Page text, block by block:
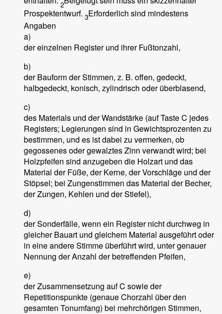
2
Prospektentwurf. 3Erforderlich sind mindestens
Angaben
a)
der einzelnen Register und ihrer Fußtonzahl,
b)
der Bauform der Stimmen, z. B. offen, gedeckt,
halbgedeckt, konisch, zylindrisch oder überblasend,
c)
des Materials und der Wandstärke (auf Taste C jedes
Registers; Legierungen sind in Gewichtsprozenten zu
bestimmen, und es ist dabei zu vermerken, ob
gegossenes oder gewalztes Zinn verwandt wird; bei
Holzpfeifen sind anzugeben die Holzart und das
Material der Füße, der Kerne, der Vorschläge und der
Stöpsel; bei Zungenstimmen das Material der Becher,
der Zungen, Kehlen und der Stiefel),
d)
der Sonderfälle, wenn ein Register nicht durchweg in
gleicher Bauart und gleichem Material ausgeführt oder
in eine andere Stimme überführt wird, unter genauer
Nennung der Anzahl der betreffenden Pfeifen,
e)
der Zusammensetzung auf C sowie der
Repetitionspunkte (genaue Chorzahl über den
gesamten Tonumfang) bei mehrchörigen Stimmen,